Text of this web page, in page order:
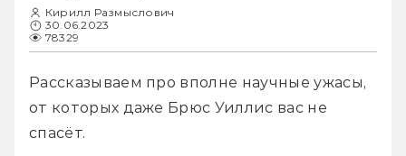
Кирилл Размыслович
30.06.2023
78329
Рассказываем про вполне научные ужасы,
от которых даже Брюс Уиллис вас не
спасёт.